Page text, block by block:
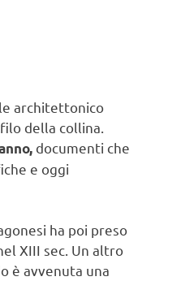
architettonico
della collina.
documenti che
e oggi
ha poi preso
XIII sec. Un altro
è avvenuta una